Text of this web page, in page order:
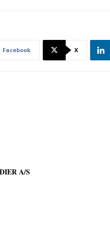
Facebook X
A/S